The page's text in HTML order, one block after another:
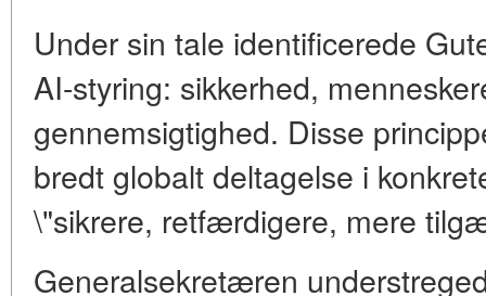
Under sin tale identificerede
AI-styring: sikkerhed,
gennemsigtighed. Disse
bredt globalt deltagelse i
\"sikrere, retfærdigere, mere
Generalsekretæren